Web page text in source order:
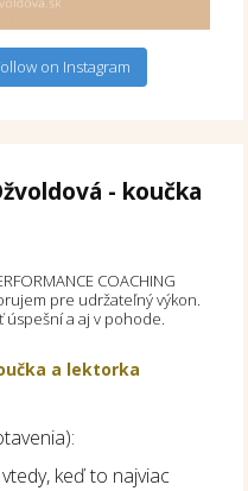
on Instagram
- koučka
COACHING
pre udržateľný výkon.
úspešní a aj v pohode.
a lektorka
keď to najviac